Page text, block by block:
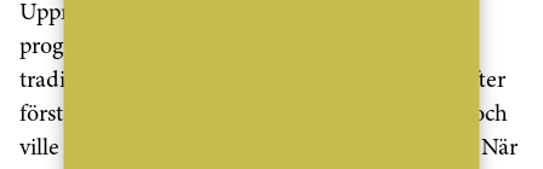
Uppmärksamheten som objekten får tack vare
programmet är svår att mäta med den genom
traditionella marknadsföringskanaler. Redan efter
första avsnittet stod första kunden på tröskeln och
ville sälja sin stora våning med oss, det var kul. När